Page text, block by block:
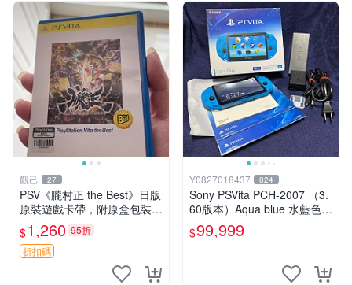
觀己 27
PSV《朧村正 the Best》日版
原裝遊戲卡帶，附原盒包裝，
狀態近新，盤面乾淨，支持P
SV主機即插即玩，日本語原
版，適合喜愛日系RPG玩家
$1,260 95折
折扣碼
Y0827018437 824
Sony PSVita PCH-2007 （3.
60版本）Aqua blue 水藍色
掌機 二手美品
$99,999